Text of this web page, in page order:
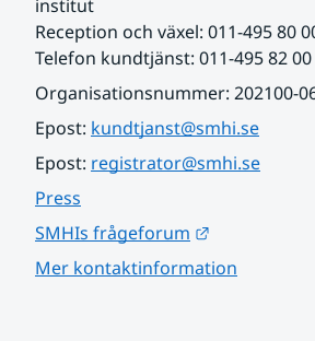
institut
Reception och växel: 011-495 80
Telefon kundtjänst: 011-495 82 00
Organisationsnummer: 202100-
Epost: kundtjanst@smhi.se
Epost: registrator@smhi.se
Press
SMHIs frågeforum
Mer kontaktinformation